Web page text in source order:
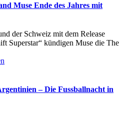
Muse Ende des Jahres mit
der Schweiz mit dem Release
Superstar“ kündigen Muse die The
– Die Fussballnacht in